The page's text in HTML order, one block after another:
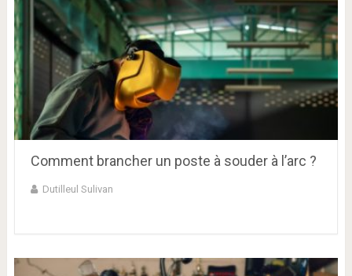
Comment brancher un poste à souder à l’arc ?
Dutilleul Sulivan